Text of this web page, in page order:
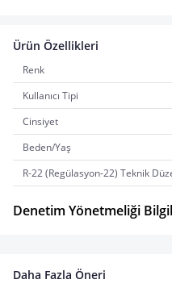
Ürün Özellikleri
Renk
Kullanıcı Tipi
Cinsiyet
Beden/Yaş
R-22 (Regülasyon-22) Teknik
Denetim Yönetmeliği
Daha Fazla Öneri